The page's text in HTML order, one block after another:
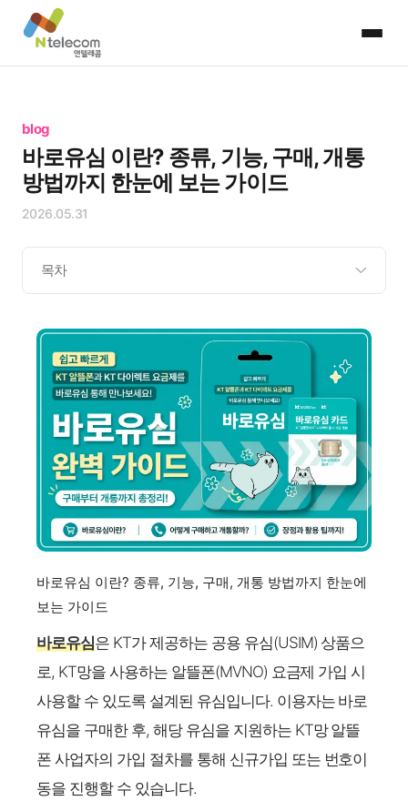
blog
바로유심 이란? 종류, 기능, 구매, 개통
방법까지 한눈에 보는 가이드
2026.05.31
목차
바로유심 이란? 종류, 기능, 구매, 개통 방법까지 한눈에
보는 가이드
바로유심은 KT가 제공하는 공용 유심(USIM) 상품으
로, KT망을 사용하는 알뜰폰(MVNO) 요금제 가입 시
사용할 수 있도록 설계된 유심입니다. 이용자는 바로
유심을 구매한 후, 해당 유심을 지원하는 KT망 알뜰
폰 사업자의 가입 절차를 통해 신규가입 또는 번호이
동을 진행할 수 있습니다.